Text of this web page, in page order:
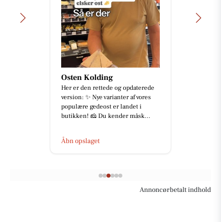
Osten Kolding
Her er den rettede og opdaterede
version: ✨ Nye varianter af vores
populære gedeost er landet i
butikken! 🧀 Du kender måsk...
Åbn opslaget
Annoncørbetalt indhold